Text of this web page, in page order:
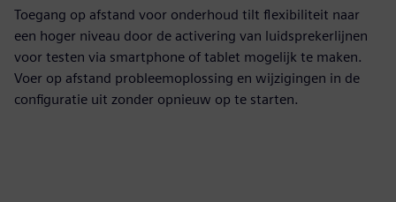
Toegang op afstand voor onderhoud tilt flexibiliteit naar
een hoger niveau door de activering van luidsprekerlijnen
voor testen via smartphone of tablet mogelijk te maken.
Voer op afstand probleemoplossing en wijzigingen in de
configuratie uit zonder opnieuw op te starten.